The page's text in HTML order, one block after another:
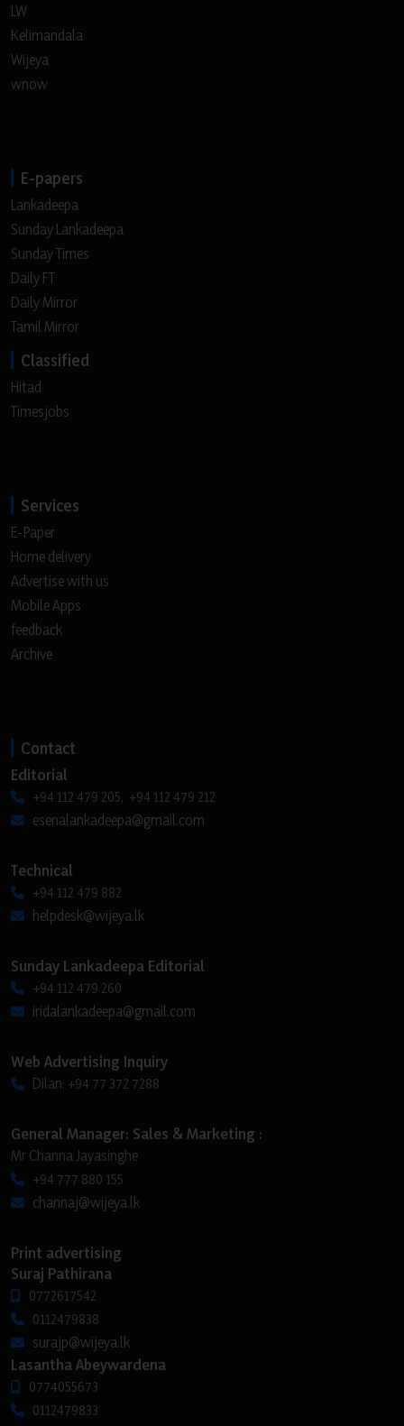
LW
Kelimandala
Wijeya
wnow
E-papers
Lankadeepa
Sunday Lankadeepa
Sunday Times
Daily FT
Daily Mirror
Tamil Mirror
Classified
Hitad
Timesjobs
Services
E-Paper
Home delivery
Advertise with us
Mobile Apps
feedback
Archive
Contact
Editorial
+94 112 479 205, +94 112 479 212
esenalankadeepa@gmail.com
Technical
+94 112 479 882
helpdesk@wijeya.lk
Sunday Lankadeepa Editorial
+94 112 479 260
iridalankadeepa@gmail.com
Web Advertising Inquiry
Dilan: +94 77 372 7288
General Manager: Sales & Marketing :
Mr Channa Jayasinghe
+94 777 880 155
channaj@wijeya.lk
Print advertising
Suraj Pathirana
0772617542
0112479838
surajp@wijeya.lk
Lasantha Abeywardena
0774055673
0112479833